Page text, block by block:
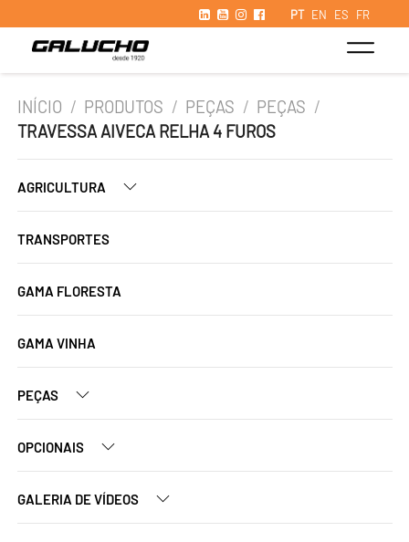
PT EN ES FR
INÍCIO / PRODUTOS / PEÇAS / PEÇAS /
TRAVESSA AIVECA RELHA 4 FUROS
AGRICULTURA
TRANSPORTES
GAMA FLORESTA
GAMA VINHA
PEÇAS
OPCIONAIS
GALERIA DE VÍDEOS